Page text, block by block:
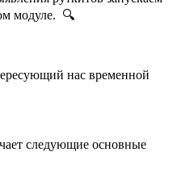
модуле. 🔍
нас временной
следующие основные